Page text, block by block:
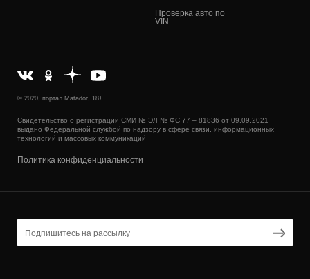
Проверка авто по
VIN
© 2020, портал Matador, 18+
Свидетельство о регистрации СМИ № ЭЛ № ФС 77 – 81836 от 09.09.2021
выдано Федеральной службой по надзору в сфере связи, информационных
технологий и массовых коммуникаций
Политика конфиденциальности